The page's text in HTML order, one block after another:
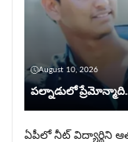
August 10, 2026
పల్నాడులో
ఏపీలో నీట్ విద్యార్థిని